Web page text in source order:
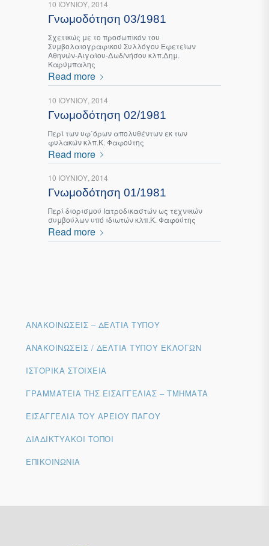
10 ΙΟΥΝΊΟΥ, 2014
Γνωμοδότηση 03/1981
Σχετικώς με το προσωπικόν του
Συμβολαιογραφικού Συλλόγου Εφετείων
Αθηνών-Αιγαίου-Δωδ/νήσου κλπ.Δημ.
Καρύμπαλης
Read more
10 ΙΟΥΝΊΟΥ, 2014
Γνωμοδότηση 02/1981
Περί των υφ΄όρων απολυθέντων εκ των
φυλακών κλπ.Κ. Φαφούτης
Read more
10 ΙΟΥΝΊΟΥ, 2014
Γνωμοδότηση 01/1981
Περί διορισμού Ιατροδικαστών ως τεχνικών
συμβούλων υπό ιδιωτών κλπ.Κ. Φαφούτης
Read more
ΑΝΑΚΟΙΝΏΣΕΙΣ – ΔΕΛΤΊΑ ΤΎΠΟΥ
ΑΝΑΚΟΙΝΏΣΕΙΣ / ΔΕΛΤΊΑ ΤΎΠΟΥ ΕΚΛΟΓΏΝ
ΙΣΤΟΡΙΚΆ ΣΤΟΙΧΕΊΑ
ΓΡΑΜΜΑΤΕΊΑ ΤΗΣ ΕΙΣΑΓΓΕΛΊΑΣ – ΤΜΉΜΑΤΑ
ΕΙΣΑΓΓΕΛΊΑ ΤΟΥ ΑΡΕΊΟΥ ΠΆΓΟΥ
ΔΙΑΔΙΚΤΥΑΚΟΊ ΤΌΠΟΙ
ΕΠΙΚΟΙΝΩΝΊΑ